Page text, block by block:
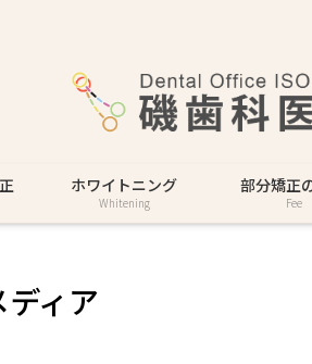
ホワイトニング
Whitening
部分矯正
Fee
ディア